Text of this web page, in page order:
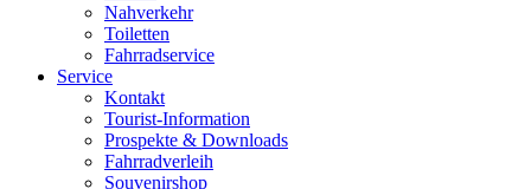
Nahverkehr
Toiletten
Fahrradservice
Service
Kontakt
Tourist-Information
Prospekte & Downloads
Fahrradverleih
Souvenirshop